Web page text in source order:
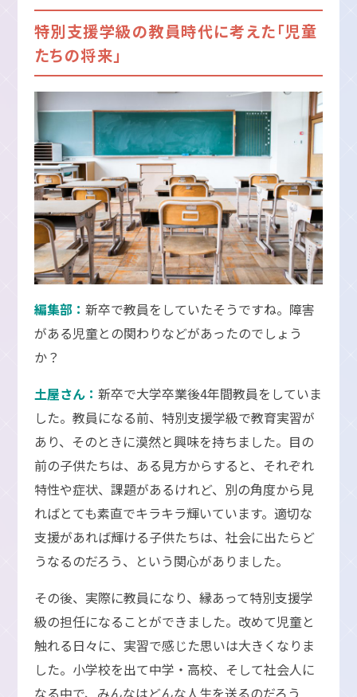
特別支援学級の教員時代に考えた「児童
たちの将来」
編集部： 新卒で教員をしていたそうですね。障害
がある児童との関わりなどがあったのでしょう
か？
土屋さん： 新卒で大学卒業後4年間教員をしていま
した。教員になる前、特別支援学級で教育実習が
あり、そのときに漠然と興味を持ちました。目の
前の子供たちは、ある見方からすると、それぞれ
特性や症状、課題があるけれど、別の角度から見
ればとても素直でキラキラ輝いています。適切な
支援があれば輝ける子供たちは、社会に出たらど
うなるのだろう、という関心がありました。
その後、実際に教員になり、縁あって特別支援学
級の担任になることができました。改めて児童と
触れる日々に、実習で感じた思いは大きくなりま
した。小学校を出て中学・高校、そして社会人に
なる中で、みんなはどんな人生を送るのだろう